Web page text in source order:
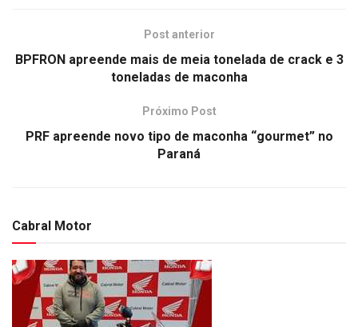
Post anterior
BPFRON apreende mais de meia tonelada de crack e 3
toneladas de maconha
Próximo Post
PRF apreende novo tipo de maconha “gourmet” no
Paraná
Cabral Motor